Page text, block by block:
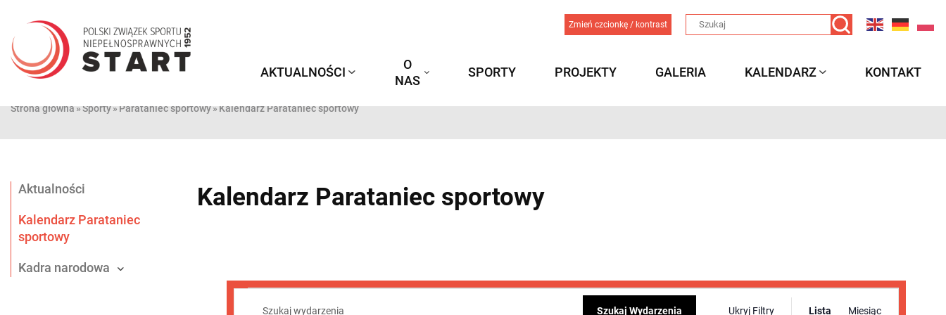
treści
Zmień czcionkę / kontrast
AKTUALNOŚCI
O
NAS
SPORTY PROJEKTY GALERIA KALENDARZ KONTAKT
Strona główna»Sporty»Parataniec sportowy»Kalendarz Parataniec sportowy
Aktualności
Kalendarz Parataniec
sportowy
Kadra narodowa
Kalendarz Parataniec sportowy
Wydarzenia
Wydarzenia
Wpisz
Szukaj Wydarzenia Ukryj Filtry Lista Miesiąc